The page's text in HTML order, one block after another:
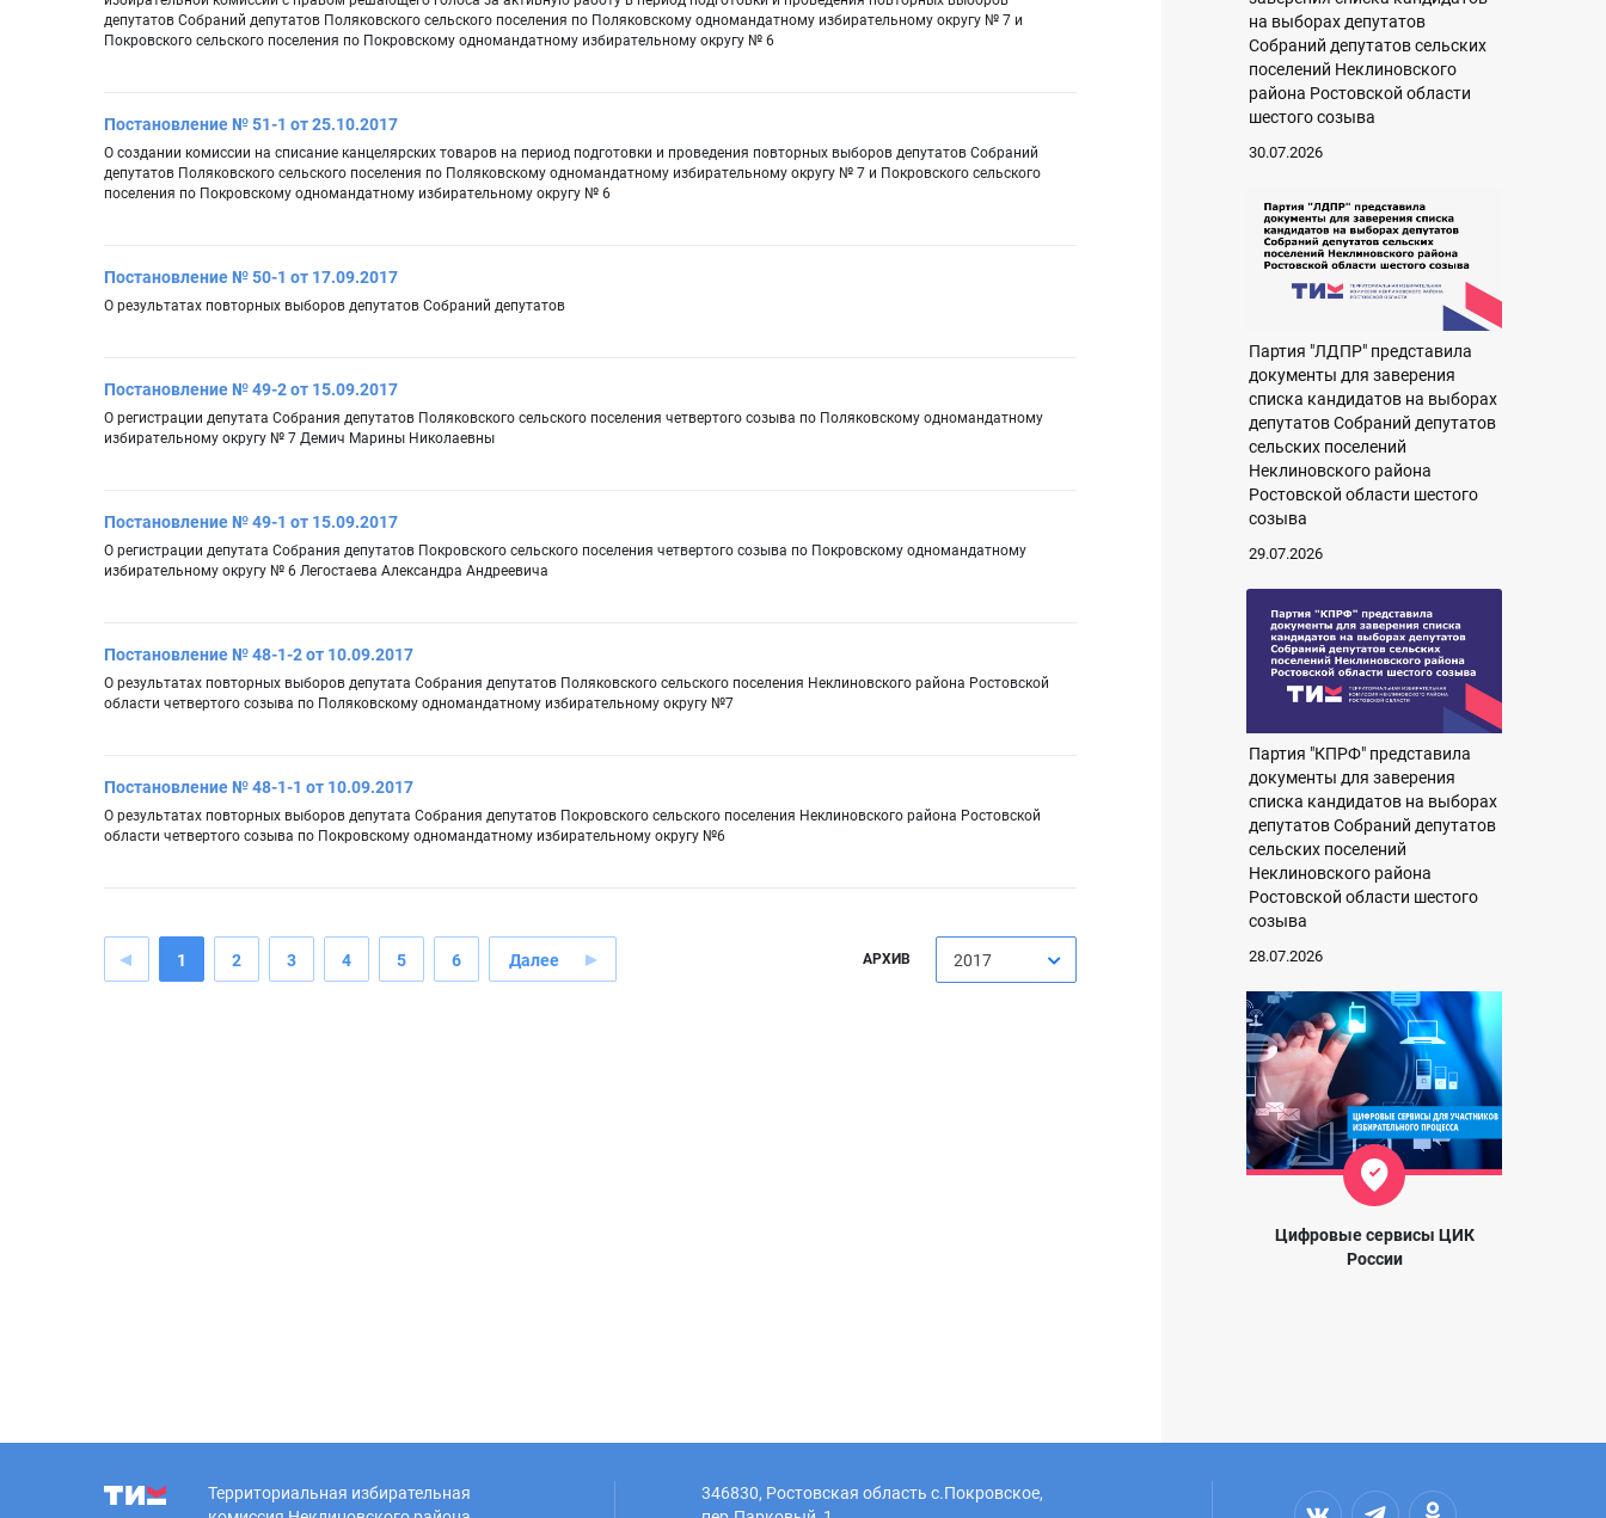
депутатов Собраний депутатов Поляковского сельского поселения по Поляковскому одномандатному избирательному округу № 7 и
Покровского сельского поселения по Покровскому одномандатному избирательному округу № 6
Постановление № 51-1 от 25.10.2017
О создании комиссии на списание канцелярских товаров на период подготовки и проведения повторных выборов депутатов Собраний
депутатов Поляковского сельского поселения по Поляковскому одномандатному избирательному округу № 7 и Покровского сельского
поселения по Покровскому одномандатному избирательному округу № 6
Постановление № 50-1 от 17.09.2017
О результатах повторных выборов депутатов Собраний депутатов
Постановление № 49-2 от 15.09.2017
О регистрации депутата Собрания депутатов Поляковского сельского поселения четвертого созыва по Поляковскому одномандатному
избирательному округу № 7 Демич Марины Николаевны
Постановление № 49-1 от 15.09.2017
О регистрации депутата Собрания депутатов Покровского сельского поселения четвертого созыва по Покровскому одномандатному
избирательному округу № 6 Легостаева Александра Андреевича
Постановление № 48-1-2 от 10.09.2017
О результатах повторных выборов депутата Собрания депутатов Поляковского сельского поселения Неклиновского района Ростовской
области четвертого созыва по Поляковскому одномандатному избирательному округу №7
Постановление № 48-1-1 от 10.09.2017
О результатах повторных выборов депутата Собрания депутатов Покровского сельского поселения Неклиновского района Ростовской
области четвертого созыва по Покровскому одномандатному избирательному округу №6
1 2 3 4 5 6 Далее АРХИВ 2017
на выборах депутатов
Собраний депутатов сельских
поселений Неклиновского
района Ростовской области
шестого созыва
30.07.2026
Партия "ЛДПР" представила
документы для заверения
списка кандидатов на выборах
депутатов Собраний депутатов
сельских поселений
Неклиновского района
Ростовской области шестого
созыва
29.07.2026
Партия "КПРФ" представила
документы для заверения
списка кандидатов на выборах
депутатов Собраний депутатов
сельских поселений
Неклиновского района
Ростовской области шестого
созыва
28.07.2026
Цифровые сервисы ЦИК
России
Территориальная избирательная
346830, Ростовская область с.Покровское,